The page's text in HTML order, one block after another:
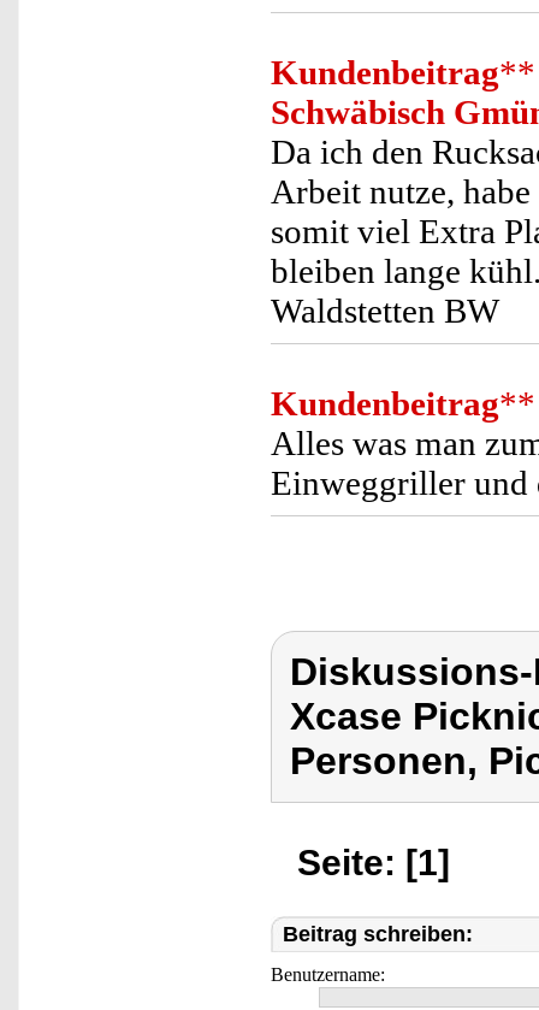
Kundenbeitrag**
Schwäbisch
Da ich den
Arbeit nutze,
somit viel Extra
bleiben lange
Waldstetten BW
Kundenbeitrag**
Alles was man
Einweggriller und
Xcase
Personen,
Seite: [1]
Beitrag schreiben:
Benutzername: